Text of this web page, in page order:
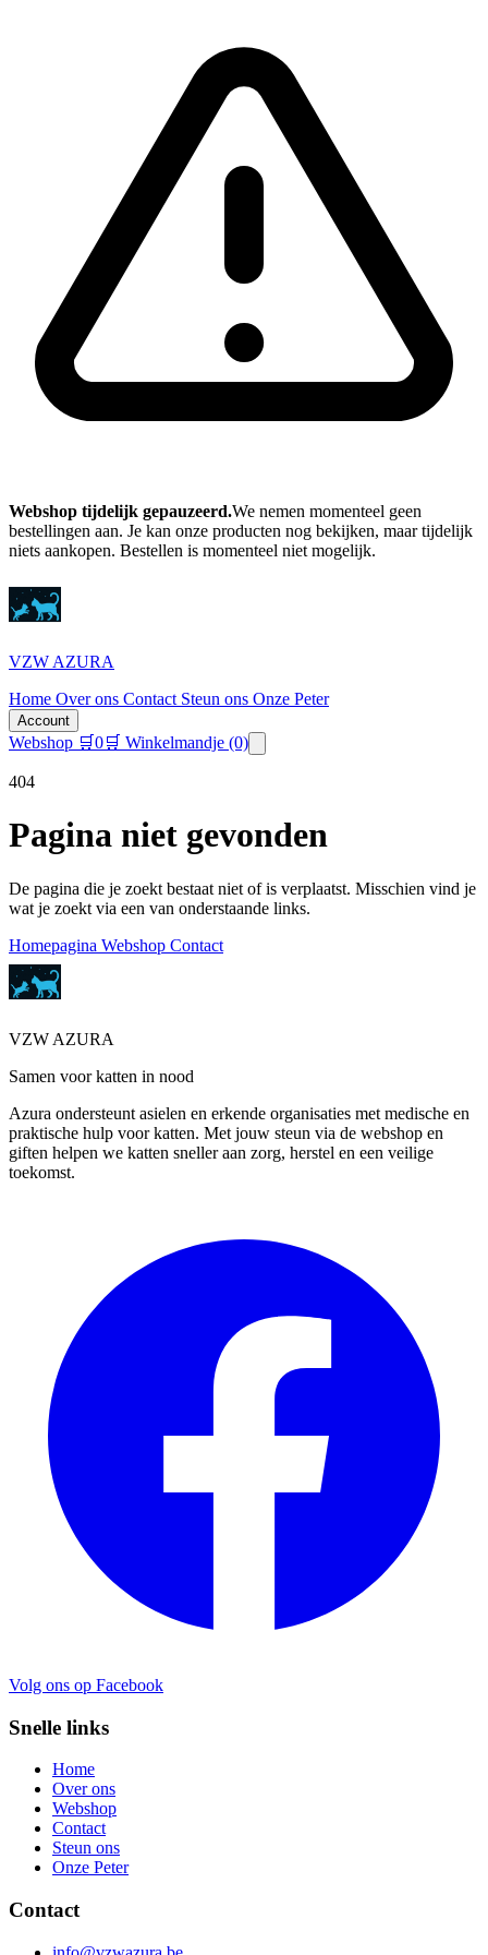
Webshop tijdelijk gepauzeerd.We nemen momenteel geen
bestellingen aan. Je kan onze producten nog bekijken, maar tijdelijk
niets aankopen. Bestellen is momenteel niet mogelijk.
VZW AZURA
Home Over ons Contact Steun ons Onze Peter
Account
Webshop 🛒0🛒 Winkelmandje (0)
404
Pagina niet gevonden
De pagina die je zoekt bestaat niet of is verplaatst. Misschien vind je
wat je zoekt via een van onderstaande links.
Homepagina Webshop Contact
VZW AZURA
Samen voor katten in nood
Azura ondersteunt asielen en erkende organisaties met medische en
praktische hulp voor katten. Met jouw steun via de webshop en
giften helpen we katten sneller aan zorg, herstel en een veilige
toekomst.
Volg ons op Facebook
Snelle links
Home
Over ons
Webshop
Contact
Steun ons
Onze Peter
Contact